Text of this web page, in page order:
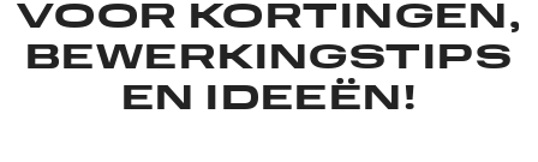
VOOR KORTINGEN,
BEWERKINGSTIPS
EN IDEEËN!